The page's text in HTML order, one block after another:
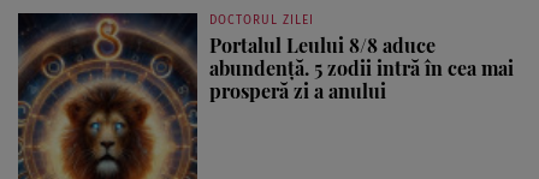
DOCTORUL ZILEI
Portalul Leului 8/8 aduce
abundență. 5 zodii intră în cea mai
prosperă zi a anului